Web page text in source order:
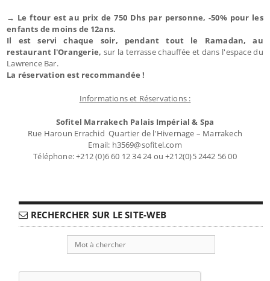
→ Le ftour est au prix de 750 Dhs par personne, -50% pour les
enfants de moins de 12ans.
Il est servi chaque soir, pendant tout le Ramadan, au
restaurant l'Orangerie, sur la terrasse chauffée et dans l'espace du
Lawrence Bar.
La réservation est recommandée !
Informations et Réservations :
Sofitel Marrakech Palais Impérial & Spa
Rue Haroun Errachid Quartier de l'Hivernage – Marrakech
Email: h3569@sofitel.com
Téléphone: +212 (0)6 60 12 34 24 ou +212(0)5 2442 56 00
RECHERCHER SUR LE SITE-WEB